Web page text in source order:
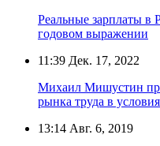
Реальные зарплаты
годовом выражении
11:39 Дек. 17, 2022
Михаил Мишустин
рынка труда в
13:14 Авг. 6, 2019